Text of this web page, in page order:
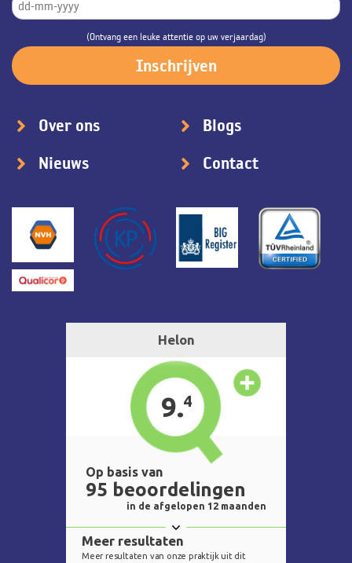
(Ontvang een leuke attentie op uw verjaardag)
Over ons
Blogs
Nieuws
Contact